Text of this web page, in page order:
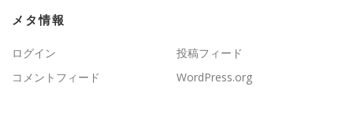
メタ情報
ログイン
投稿フィード
コメントフィード
WordPress.org